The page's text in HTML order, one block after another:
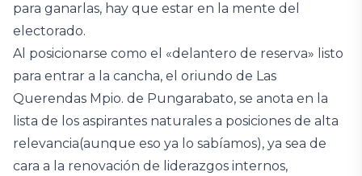
para ganarlas, hay que estar en la mente del
electorado.
Al posicionarse como el «delantero de reserva» listo
para entrar a la cancha, el oriundo de Las
Querendas Mpio. de Pungarabato, se anota en la
lista de los aspirantes naturales a posiciones de alta
relevancia(aunque eso ya lo sabíamos), ya sea de
cara a la renovación de liderazgos internos,